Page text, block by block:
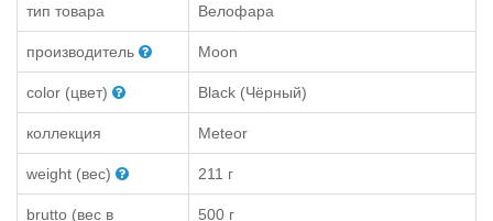
тип товара Велофара
производитель Moon
color (цвет) Black (Чёрный)
коллекция Meteor
weight (вес) 211 г
brutto (вес в 500 г